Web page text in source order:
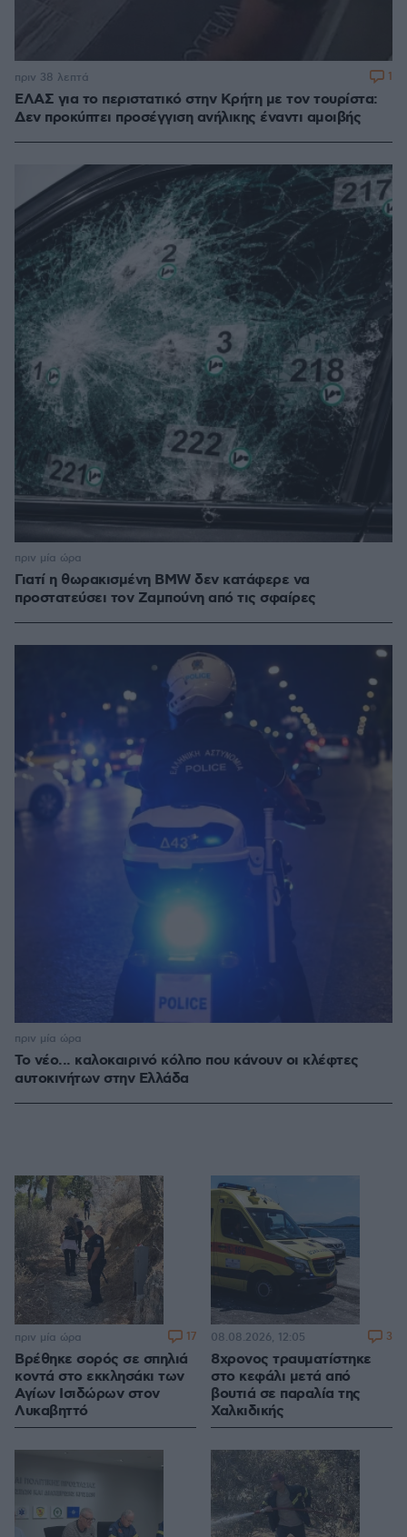
ΕΛΑΣ για το περιστατικό στην Κρήτη με τον τουρίστα:
Δεν προκύπτει προσέγγιση ανήλικης έναντι αμοιβής
πριν 38 λεπτά 1
Γιατί η θωρακισμένη BMW δεν κατάφερε να
προστατεύσει τον Ζαμπούνη από τις σφαίρες
πριν μία ώρα
Το νέο... καλοκαιρινό κόλπο που κάνουν οι κλέφτες
αυτοκινήτων στην Ελλάδα
πριν μία ώρα
Βρέθηκε σορός σε σπηλιά
κοντά στο εκκλησάκι των
Αγίων Ισιδώρων στον
Λυκαβηττό
πριν μία ώρα 17
8χρονος τραυματίστηκε
στο κεφάλι μετά από
βουτιά σε παραλία της
Χαλκιδικής
08.08.2026, 12:05 3